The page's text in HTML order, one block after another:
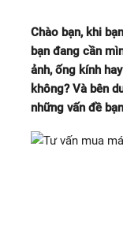
Chào bạn, khi
bạn đang cần
ảnh, ống kính
không? Và bên
những vấn đề